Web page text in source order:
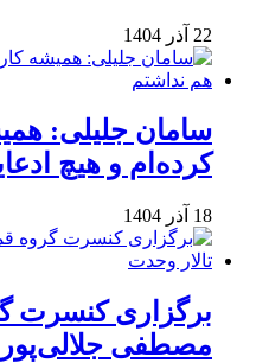
22 آذر 1404
سامان جلیلی:
کرده‌ام و هیچ
18 آذر 1404
برگزاری کنسرت
مصطفی جلالی‌پور